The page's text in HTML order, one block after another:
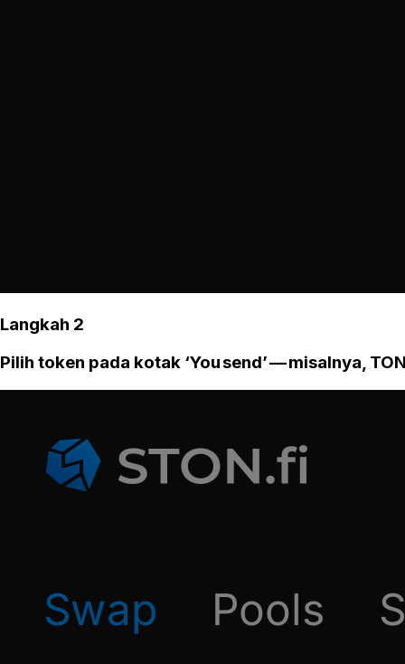
Langkah 2
Pilih token pada kotak ‘You send’ — misalnya,